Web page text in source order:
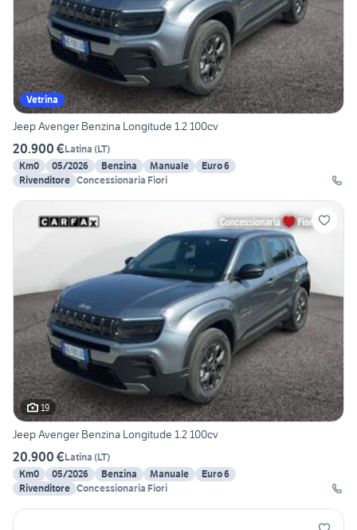
Vetrina
Jeep Avenger Benzina Longitude 1.2 100cv
20.900 €Latina (LT)
Km0
05/2026 Benzina Manuale
Euro 6
Rivenditore Concessionaria Fiori
19
Jeep Avenger Benzina Longitude 1.2 100cv
20.900 €Latina (LT)
Km0
05/2026 Benzina Manuale
Euro 6
Rivenditore Concessionaria Fiori